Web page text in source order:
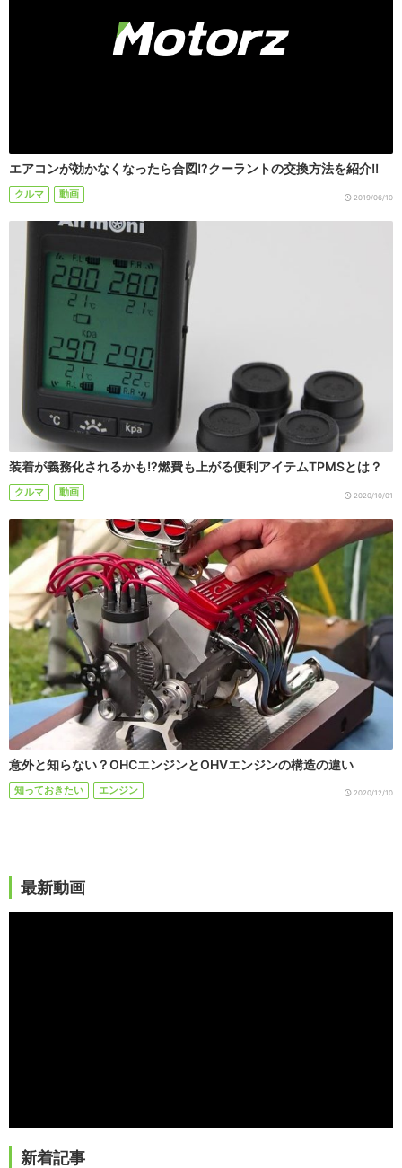
エアコンが効かなくなったら合図!?クーラントの交換方法を紹介!!
クルマ 動画 2019/06/10
装着が義務化されるかも!?燃費も上がる便利アイテムTPMSとは？
クルマ 動画 2020/10/01
意外と知らない？OHCエンジンとOHVエンジンの構造の違い
知っておきたい エンジン 2020/12/10
最新動画
新着記事